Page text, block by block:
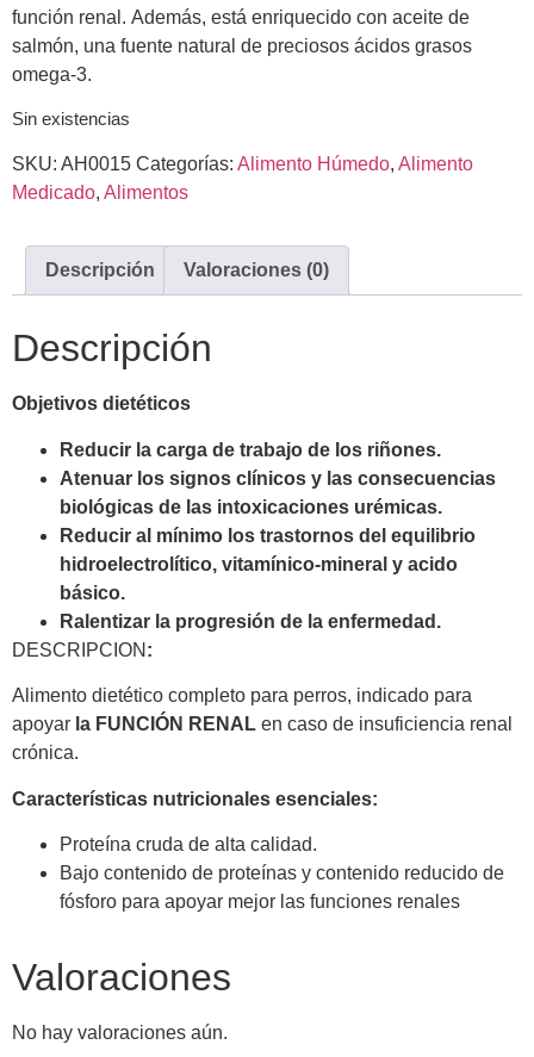
función renal. Además, está enriquecido con aceite de
salmón, una fuente natural de preciosos ácidos grasos
omega-3.
Sin existencias
SKU: AH0015 Categorías: Alimento Húmedo, Alimento
Medicado, Alimentos
Descripción Valoraciones (0)
Descripción
Objetivos dietéticos
Reducir la carga de trabajo de los riñones.
Atenuar los signos clínicos y las consecuencias
biológicas de las intoxicaciones urémicas.
Reducir al mínimo los trastornos del equilibrio
hidroelectrolítico, vitamínico-mineral y acido
básico.
Ralentizar la progresión de la enfermedad.
DESCRIPCION :
Alimento dietético completo para perros, indicado para
apoyar la FUNCIÓN RENAL en caso de insuficiencia renal
crónica.
Características nutricionales esenciales:
Proteína cruda de alta calidad.
Bajo contenido de proteínas y contenido reducido de
fósforo para apoyar mejor las funciones renales
Valoraciones
No hay valoraciones aún.